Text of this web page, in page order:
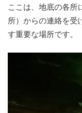
ここは、地底の各所
所）からの連絡を受
す重要な場所です。